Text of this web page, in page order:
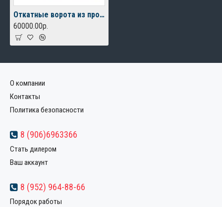
Откатные ворота из профлиста С 20
60000.00р.
О компании
Контакты
Политика безопасности
8 (906)6963366
Стать дилером
Ваш аккаунт
8 (952) 964-88-66
Порядок работы